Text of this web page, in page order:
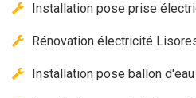
Installation pose prise
Rénovation électricité
Installation pose ballon